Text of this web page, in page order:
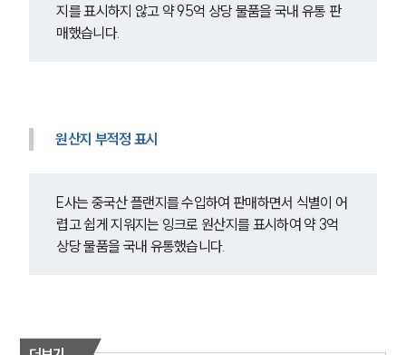
지를 표시하지 않고 약 95억 상당 물품을 국내 유통 판
매했습니다.
원산지 부적정 표시
E사는 중국산 플랜지를 수입하여 판매하면서 식별이 어
렵고 쉽게 지워지는 잉크로 원산지를 표시하여 약 3억
상당 물품을 국내 유통했습니다.